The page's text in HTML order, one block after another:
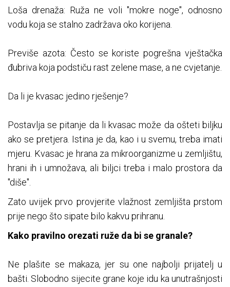
Loša drenaža: Ruža ne voli "mokre noge", odnosno
vodu koja se stalno zadržava oko korijena.
Previše azota: Često se koriste pogrešna vještačka
đubriva koja podstiču rast zelene mase, a ne cvjetanje.
Da li je kvasac jedino rješenje?
Postavlja se pitanje da li kvasac može da ošteti biljku
ako se pretjera. Istina je da, kao i u svemu, treba imati
mjeru. Kvasac je hrana za mikroorganizme u zemljištu,
hrani ih i umnožava, ali biljci treba i malo prostora da
"diše".
Zato uvijek prvo provjerite vlažnost zemljišta prstom
prije nego što sipate bilo kakvu prihranu.
Kako pravilno orezati ruže da bi se granale?
Ne plašite se makaza, jer su one najbolji prijatelj u
bašti. Slobodno sijecite grane koje idu ka unutrašnjosti